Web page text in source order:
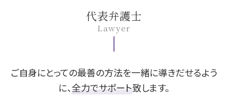
交通事故 症状固定
逸失利益 損害賠償
交通事故 休業損害
養育費 再婚
借金 差し押さえ
民事再生 メリット
債務整理 とは
B型肝炎 キャリア
岡崎市 債務整理 相談
名古屋市 相続 相談
岡崎市 交通事故 相談
豊田市 遺留分
一宮市 交通事故 相談
代表弁護士
Lawyer
ご自身にとっての最善の方法を一緒に導きだせるよう
に、全力でサポート致します。